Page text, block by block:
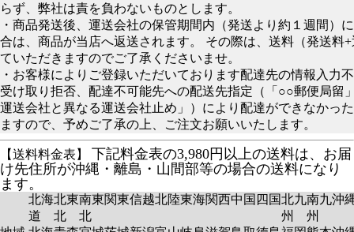
らず、弊社は責を負わないものとします。
・商品発送後、運送会社の保管期間内（発送より約１週間）
合は、商品が当店へ返送されます。 その際は、送料（発送料
ていただきますのでご了承くださいませ。
・お客様によりご登録いただいております配達先の情報入力
受け取り拒否、配達不可能先への配送先指定（「○○郵便局留
運送会社と異なる運送会社止め」）により配達ができなかっ
ますので、予めご了承の上、ご注文お願いいたします。
【送料料金表】
下記料金表の3,980円以上の送料は、お届
け先住所が沖縄・離島・山間部等の場合の送料になり
ます。
北海
道
北東
北
南東
北
関東信越北陸東海関西中国 四国北九
州
南九
州
沖